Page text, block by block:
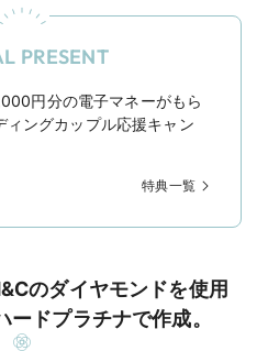
PRESENT
円分の電子マネーがもら
ィングカップル応援キャン
特典一覧
のダイヤモンドを使用
ドプラチナで作成。